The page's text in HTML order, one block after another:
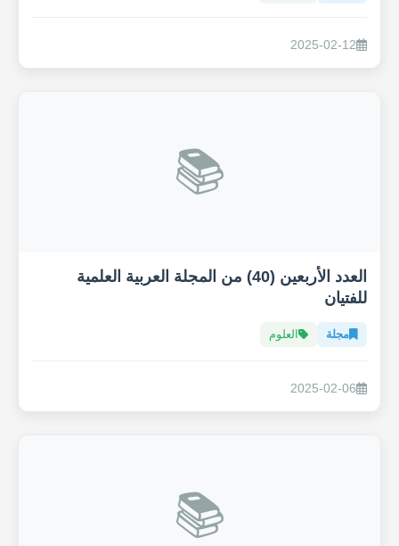
2025-02-12
📚
العدد الأربعين (40) من المجلة العربية العلمية
للفتيان
مجلة العلوم
2025-02-06
📚